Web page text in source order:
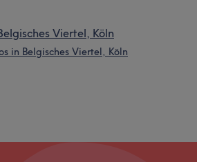
Viertel, Köln
in Belgisches Viertel, Köln